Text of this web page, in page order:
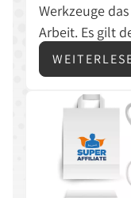
Werkzeuge
Arbeit. Es gilt
Auswerten,
eine hilfreiche
die oft
wie Ihr sie
diesem Artikel